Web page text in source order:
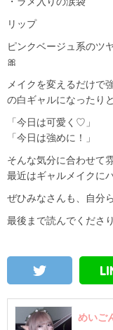
リップ
ピンクベージュ系のツ
🎀
メイクを変えるだけで
の白ギャルになったり
「今日は可愛く♡」
「今日は強めに！」
そんな気分に合わせて
最近はギャルメイクに
ぜひみなさんも、自分
最後まで読んでくださ
めいご